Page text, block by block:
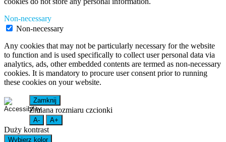
Non-necessary
Non-necessary
Any cookies that may not be particularly necessary for the website
to function and is used specifically to collect user personal data via
analytics, ads, other embedded contents are termed as non-necessary
cookies. It is mandatory to procure user consent prior to running
these cookies on your website.
Zamknij
Zmiana rozmiaru czcionki
A- A+
Duży kontrast
Wybierz kolor